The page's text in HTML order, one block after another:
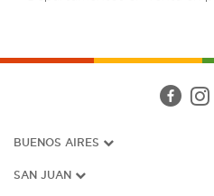
BUENOS AIRES
SAN JUAN